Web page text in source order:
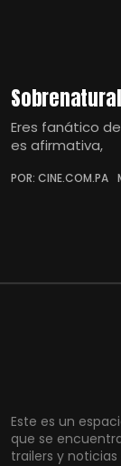
Eres fanático
es afirmativa,
POR: CINE.COM.PA
Este es un
que se
trailers y